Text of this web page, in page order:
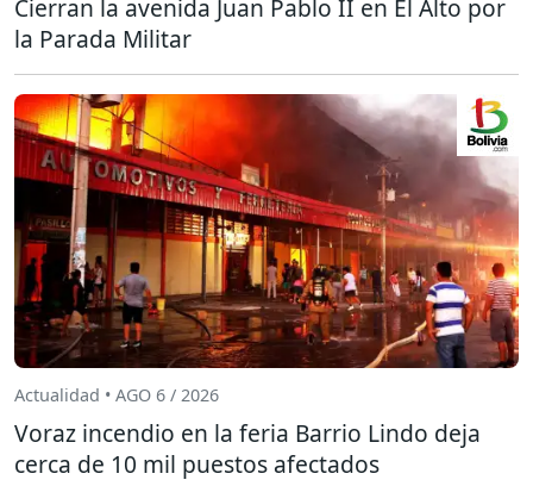
Cierran la avenida Juan Pablo II en El Alto por
la Parada Militar
Actualidad • AGO 6 / 2026
Voraz incendio en la feria Barrio Lindo deja
cerca de 10 mil puestos afectados